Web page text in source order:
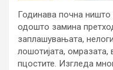
Годинава почна ништо
одошто замина
заплашувањата,
лошотијата, омразата,
пцостите. Изгледа